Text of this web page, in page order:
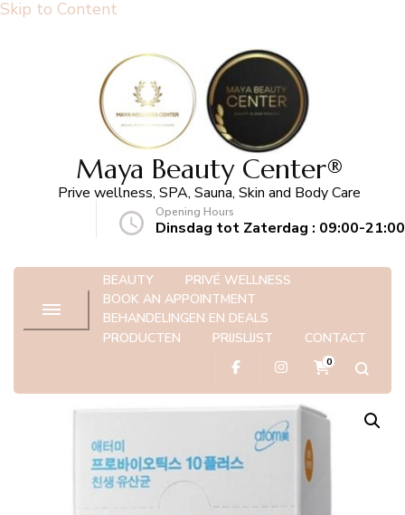
Skip to Content
Maya Beauty Center®️
Prive wellness, SPA, Sauna, Skin and Body Care
Opening Hours
Dinsdag tot Zaterdag : 09:00-21:00
BEAUTY
PRIVÉ WELLNESS
BOOK AN APPOINTMENT
BEHANDELINGEN EN DEALS
PRODUCTEN
PRIJSLIJST CONTACT
0